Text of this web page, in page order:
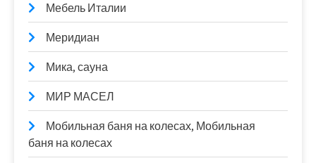
Мебель Италии
Меридиан
Мика, сауна
МИР МАСЕЛ
Мобильная баня на колесах, Мобильная
баня на колесах